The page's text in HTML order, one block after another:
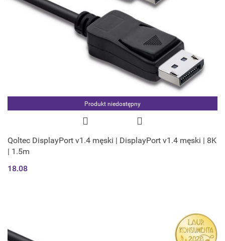
Produkt niedostępny
Qoltec DisplayPort v1.4 męski | DisplayPort v1.4 męski | 8K
| 1.5m
18.08